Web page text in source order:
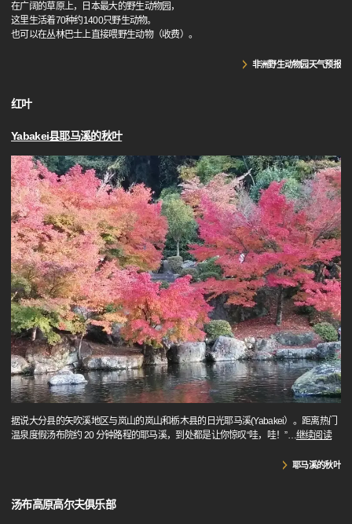
在广阔的草原上，日本最大的野生动物园，
这里生活着70种约1400只野生动物。
也可以在丛林巴士上直接喂野生动物（收费）。
非洲野生动物园天气预报
红叶
Yabakei县耶马溪的秋叶
据说大分县的矢吹溪地区与岚山的岚山和栃木县的日光耶马溪(Yabakei）。距离热门
温泉度假汤布院约 20 分钟路程的耶马溪，到处都是让你惊叹“哇，哇！”…继续阅读
耶马溪的秋叶
汤布高原高尔夫俱乐部